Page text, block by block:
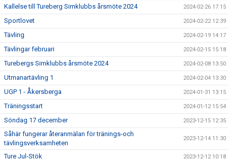
Kallelse till Tureberg Simklubbs årsmöte 2024 2024-02-26 17:15
Sportlovet 2024-02-22 12:39
Tävling 2024-02-19 14:17
Tävlingar februari 2024-02-15 15:18
Turebergs Simklubbs årsmöte 2024 2024-02-08 13:50
Utmanartävling 1 2024-02-04 13:30
UGP 1 - Åkersberga 2024-01-31 13:15
Träningsstart 2024-01-12 15:54
Söndag 17 december 2023-12-15 12:35
Såhär fungerar återanmälan för tränings-och
tävlingsverksamheten
2023-12-14 11:30
Ture Jul-Stök 2023-12-12 10:18